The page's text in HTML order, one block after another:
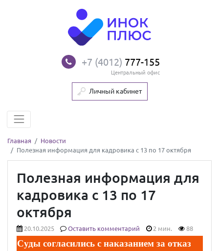
+7 (4012) 777-155
Центральный офис
Личный кабинет
Главная
Новости
Полезная информация для кадровика с 13 по 17 октября
Полезная информация для
кадровика с 13 по 17
октября
20.10.2025 Оставить комментарий 2 мин. 88
Суды согласились с наказанием за отказ